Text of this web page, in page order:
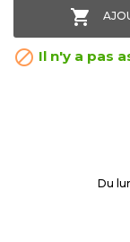

 Il n'y a pas
Du